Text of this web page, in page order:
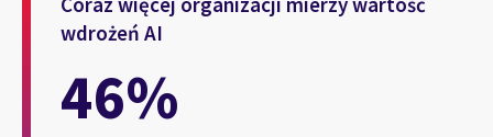
wdrożeń AI
46%